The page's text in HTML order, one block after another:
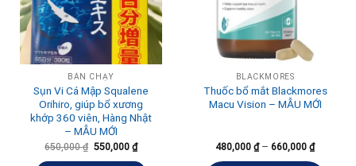
BÁN CHẠY
Sụn Vi Cá Mập Squalene
Orihiro, giúp bổ xương
khớp 360 viên, Hàng Nhật
– MẪU MỚI
650,000₫ 550,000 ₫
BLACKMORES
Thuốc bổ mắt Blackmores
Macu Vision – MẪU MỚI
480,000 ₫– 660,000 ₫